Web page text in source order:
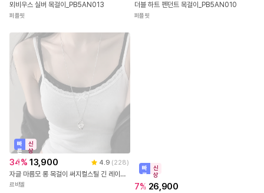
뫼비우스 실버 목걸이_PB5AN013
퍼플핏
더블 하트 펜던트 목걸이_PB5AN010
퍼플핏
빠
른
출
발
신
상
34% 13,900 4.9 (228)
자글 마름모 롱 목걸이 써지컬스틸 긴 레이어드
르비엘
빠
른
출
발
신
상
7% 26,900